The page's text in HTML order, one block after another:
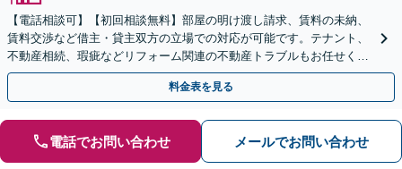
【電話相談可】【初回相談無料】部屋の明け渡し請求、賃料の未納、
賃料交渉など借主・貸主双方の立場での対応が可能です。テナント、
不動産相続、瑕疵などリフォーム関連の不動産トラブルもお任せくだ
さい【分割払い可】
料金表を見る
電話でお問い合わせ メールでお問い合わせ